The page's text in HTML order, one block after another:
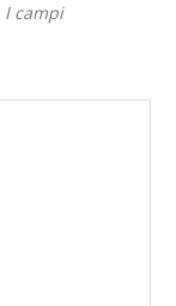
I campi